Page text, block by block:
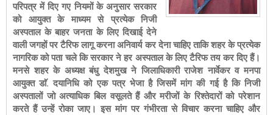
परिपत्र में दिए गए नियमों के अनुसार सरकार
को आयुक्त के माध्यम से प्रत्येक निजी
अस्पताल के बाहर जनता के लिए दिखाई देने
वाली जगहों पर टैरिफ लागू करना अनिवार्य कर देना चाहिए ताकि शहर के प्रत्येक
नागरिक को पता चले कि सरकार ने हर अस्पताल के लिए टैरिफ तय कर दिए हैं।
मनसे शहर के अध्यक्ष बंधु देशमुख ने जिलाधिकारी राजेश नार्वेकर व मनपा
आयुक्त डाॅ. दयानिधि को एक पत्र भेजा है जिसमें मांग की गई है कि निजी
अस्पतालों जो अत्याधिक बिल वसूलते हैं और मरीजों के रिश्तेदारों को परेशान
करते हैं उन्हें रोका जाए। इस मांग पर गंभीरता से विचार करना चाहिए और